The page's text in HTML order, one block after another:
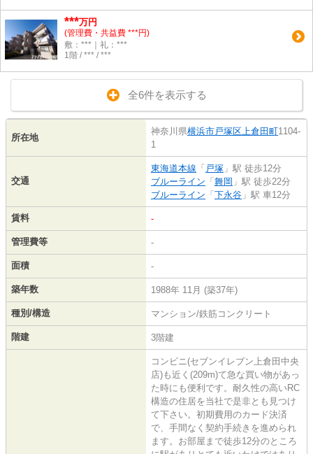
***万円
(管理費・共益費 ***円)
敷：***｜礼：***
1階 / *** / ***
全6件を表示する
所在地
神奈川県横浜市戸塚区上倉田町1104-
1
交通
東海道本線 「 戸塚 」駅 徒歩12分
ブルーライン 「 舞岡 」駅 徒歩22分
ブルーライン 「 下永谷 」駅 車12分
賃料 -
管理費等 -
面積 -
築年数 1988年 11月 (築37年)
種別/構造 マンション/鉄筋コンクリート
階建 3階建
コンビニ(セブンイレブン上倉田中央
店)も近く(209m)て急な買い物があっ
た時にも便利です。耐久性の高いRC
構造の住居を当社で是非とも見つけ
て下さい。初期費用のカード決済
で、手間なく契約手続きを進められ
ます。お部屋まで徒歩12分のところ